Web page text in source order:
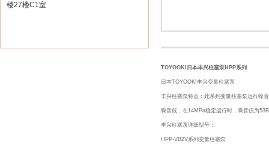
楼27楼C1室
TOYOOKI日本丰兴柱塞泵HPP系列
日本TOYOOKI丰兴变量柱塞泵
丰兴柱塞泵特点：此系列变量柱塞泵运行噪
噪音低，在14MPa稳定运行时，噪音仅为
丰兴柱塞泵详细型号：
HPP-VB2V系列变量柱塞泵